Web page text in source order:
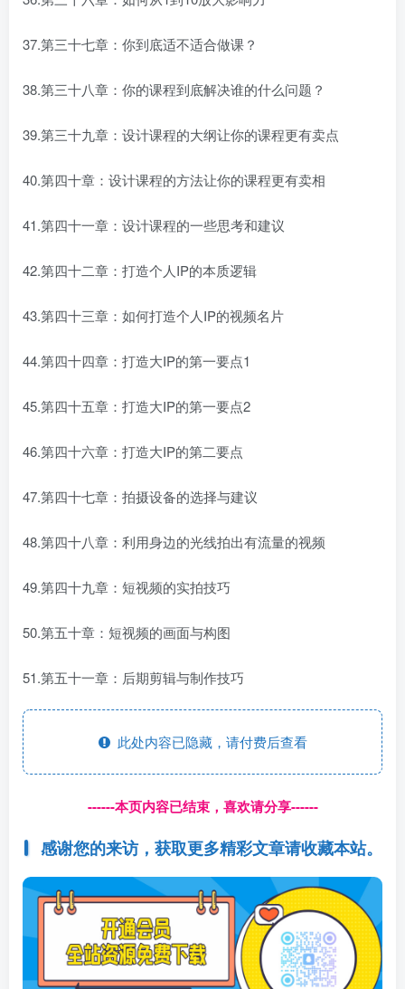
37.第三十七章：你到底适不适合做课？
38.第三十八章：你的课程到底解决谁的什么问题？
39.第三十九章：设计课程的大纲让你的课程更有卖点
40.第四十章：设计课程的方法让你的课程更有卖相
41.第四十一章：设计课程的一些思考和建议
42.第四十二章：打造个人IP的本质逻辑
43.第四十三章：如何打造个人IP的视频名片
44.第四十四章：打造大IP的第一要点1
45.第四十五章：打造大IP的第一要点2
46.第四十六章：打造大IP的第二要点
47.第四十七章：拍摄设备的选择与建议
48.第四十八章：利用身边的光线拍出有流量的视频
49.第四十九章：短视频的实拍技巧
50.第五十章：短视频的画面与构图
51.第五十一章：后期剪辑与制作技巧
此处内容已隐藏，请付费后查看
------本页内容已结束，喜欢请分享------
感谢您的来访，获取更多精彩文章请收藏本站。